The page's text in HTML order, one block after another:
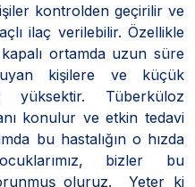
kontrolden geçirilir ve
ilaç verilebilir. Özellikle
ortamda uzun süre
kişilere ve küçük
Tüberküloz
konulur ve etkin tedavi
bu hastalığın o hızda
bizler bu
oluruz. Yeter ki